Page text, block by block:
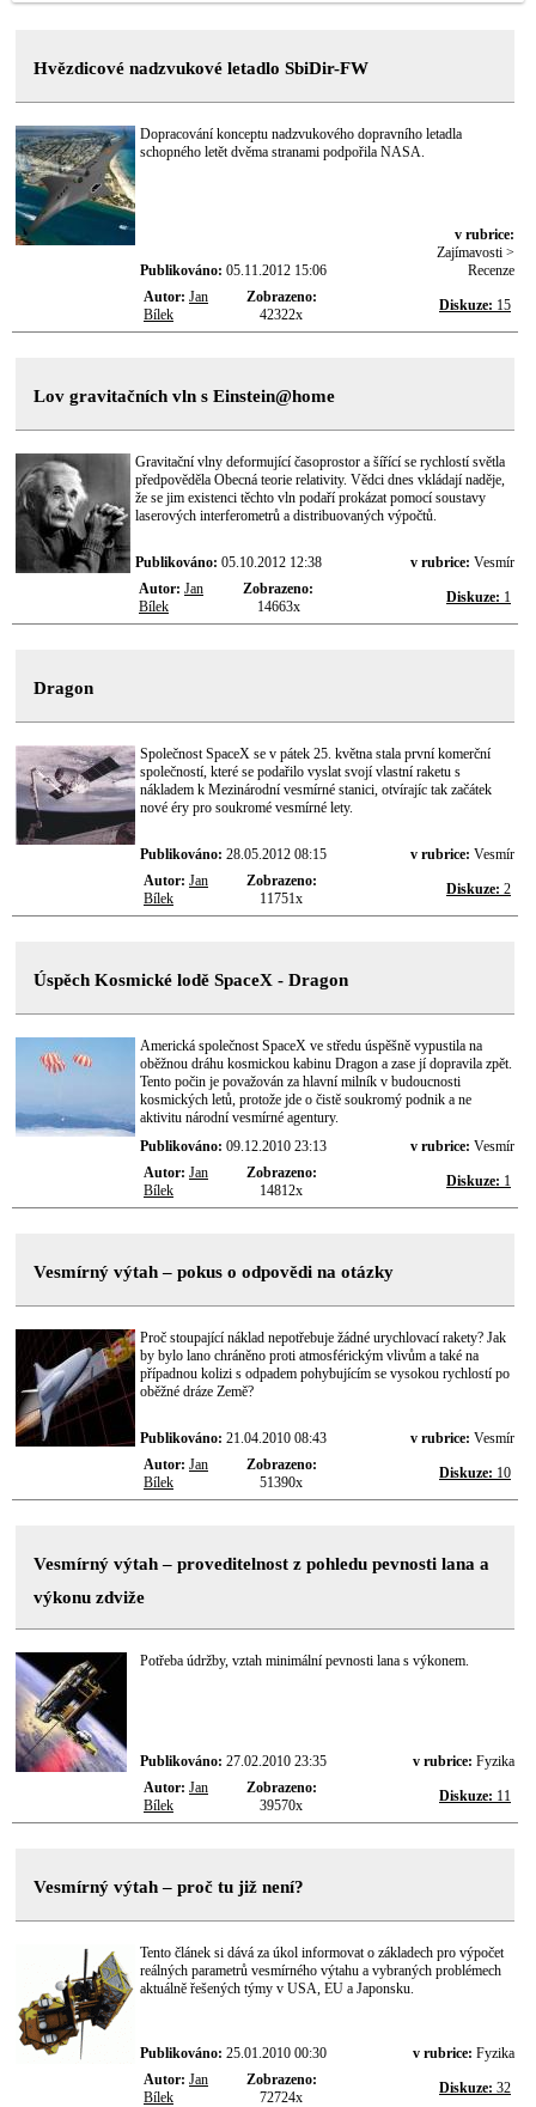
Hvězdicové nadzvukové letadlo SbiDir-FW
Dopracování konceptu nadzvukového dopravního letadla
schopného letět dvěma stranami podpořila NASA.
Publikováno: 05.11.2012 15:06
v rubrice:
Zajímavosti >
Recenze
Autor: Jan
Bílek
Zobrazeno:
42322x
Diskuze: 15
Lov gravitačních vln s Einstein@home
Gravitační vlny deformující časoprostor a šířící se rychlostí světla
předpověděla Obecná teorie relativity. Vědci dnes vkládají naděje,
že se jim existenci těchto vln podaří prokázat pomocí soustavy
laserových interferometrů a distribuovaných výpočtů.
Publikováno: 05.10.2012 12:38 v rubrice: Vesmír
Autor: Jan
Bílek
Zobrazeno:
14663x
Diskuze: 1
Dragon
Společnost SpaceX se v pátek 25. května stala první komerční
společností, které se podařilo vyslat svojí vlastní raketu s
nákladem k Mezinárodní vesmírné stanici, otvírajíc tak začátek
nové éry pro soukromé vesmírné lety.
Publikováno: 28.05.2012 08:15 v rubrice: Vesmír
Autor: Jan
Bílek
Zobrazeno:
11751x
Diskuze: 2
Úspěch Kosmické lodě SpaceX - Dragon
Americká společnost SpaceX ve středu úspěšně vypustila na
oběžnou dráhu kosmickou kabinu Dragon a zase jí dopravila zpět.
Tento počin je považován za hlavní milník v budoucnosti
kosmických letů, protože jde o čistě soukromý podnik a ne
aktivitu národní vesmírné agentury.
Publikováno: 09.12.2010 23:13 v rubrice: Vesmír
Autor: Jan
Bílek
Zobrazeno:
14812x
Diskuze: 1
Vesmírný výtah – pokus o odpovědi na otázky
Proč stoupající náklad nepotřebuje žádné urychlovací rakety? Jak
by bylo lano chráněno proti atmosférickým vlivům a také na
případnou kolizi s odpadem pohybujícím se vysokou rychlostí po
oběžné dráze Země?
Publikováno: 21.04.2010 08:43 v rubrice: Vesmír
Autor: Jan
Bílek
Zobrazeno:
51390x
Diskuze: 10
Vesmírný výtah – proveditelnost z pohledu pevnosti lana a
výkonu zdviže
Potřeba údržby, vztah minimální pevnosti lana s výkonem.
Publikováno: 27.02.2010 23:35 v rubrice: Fyzika
Autor: Jan
Bílek
Zobrazeno:
39570x
Diskuze: 11
Vesmírný výtah – proč tu již není?
Tento článek si dává za úkol informovat o základech pro výpočet
reálných parametrů vesmírného výtahu a vybraných problémech
aktuálně řešených týmy v USA, EU a Japonsku.
Publikováno: 25.01.2010 00:30 v rubrice: Fyzika
Autor: Jan
Bílek
Zobrazeno:
72724x
Diskuze: 32